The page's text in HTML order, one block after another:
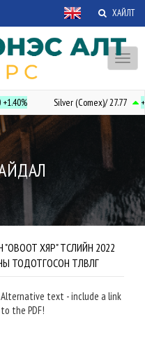
ХАЙЛТ
+1.40% Silver (Comex)/ 27.77
ХЯР" ТӨСЛИЙН 2022
ТӨЛӨВЛӨГӨӨ
Alternative text - include a link
to the PDF!